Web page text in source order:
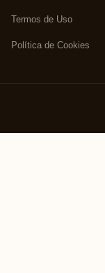
Termos de Uso
Política de Cookies